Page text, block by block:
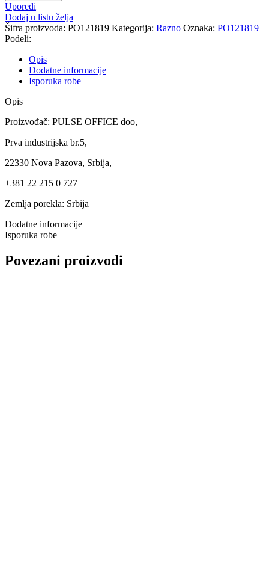
Uporedi
Dodaj u listu želja
Šifra proizvoda: PO121819 Kategorija: Razno Oznaka: PO121819
Podeli:
Opis
Dodatne informacije
Isporuka robe
Opis
Proizvođač: PULSE OFFICE doo,
Prva industrijska br.5,
22330 Nova Pazova, Srbija,
+381 22 215 0 727
Zemlja porekla: Srbija
Dodatne informacije
Isporuka robe
Povezani proizvodi